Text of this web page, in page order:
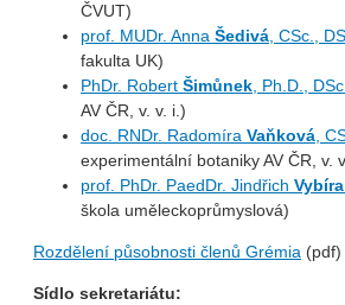
ČVUT)
prof. MUDr. Anna Šedivá, CSc.,
fakulta UK)
PhDr. Robert Šimůnek, Ph.D.,
AV ČR, v. v. i.)
doc. RNDr. Radomíra Vaňková,
experimentální botaniky AV ČR, v.
prof. PhDr. PaedDr. Jindřich
škola uměleckoprůmyslová)
Rozdělení působnosti členů Grémia (pdf)
Sídlo sekretariátu: